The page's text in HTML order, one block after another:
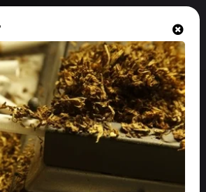
kiskorú gyermeküket
Szatmár-Bereg vármegye
miatt tartóztattak le egy